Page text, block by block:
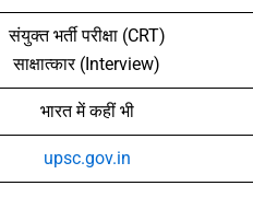
संयुक्त भर्ती परीक्षा (CRT)
साक्षात्कार (Interview)
भारत में कहीं भी
upsc.gov.in